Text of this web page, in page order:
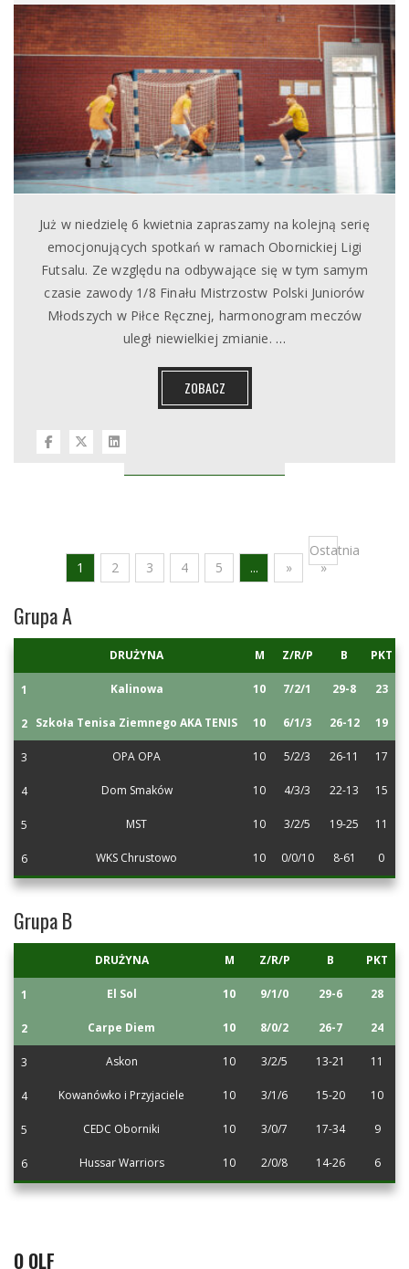
Już w niedzielę 6 kwietnia zapraszamy na kolejną serię
emocjonujących spotkań w ramach Obornickiej Ligi
Futsalu. Ze względu na odbywające się w tym samym
czasie zawody 1/8 Finału Mistrzostw Polski Juniorów
Młodszych w Piłce Ręcznej, harmonogram meczów
uległ niewielkiej zmianie. …
ZOBACZ
1 2 3 4 5 ... »
Ostatnia
»
Grupa A
DRUŻYNA M Z/R/P B PKT
1 Kalinowa 10 7/2/1 29-8 23
2 Szkoła Tenisa Ziemnego AKA TENIS 10 6/1/3 26-12 19
3 OPA OPA 10 5/2/3 26-11 17
4 Dom Smaków 10 4/3/3 22-13 15
5 MST 10 3/2/5 19-25 11
6 WKS Chrustowo 10 0/0/10 8-61 0
Grupa B
DRUŻYNA M Z/R/P B PKT
1 El Sol 10 9/1/0 29-6 28
2 Carpe Diem 10 8/0/2 26-7 24
3 Askon 10 3/2/5 13-21 11
4 Kowanówko i Przyjaciele 10 3/1/6 15-20 10
5 CEDC Oborniki 10 3/0/7 17-34 9
6 Hussar Warriors 10 2/0/8 14-26 6
O OLF